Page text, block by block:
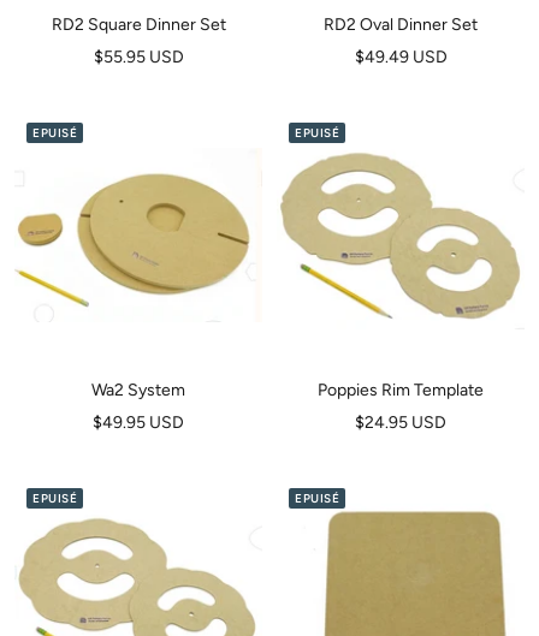
RD2 Square Dinner Set
Prix
$55.95 USD
RD2 Oval Dinner Set
Prix
$49.49 USD
EPUISÉ
Wa2 System
Prix
$49.95 USD
EPUISÉ
Poppies Rim Template
Prix
$24.95 USD
EPUISÉ EPUISÉ